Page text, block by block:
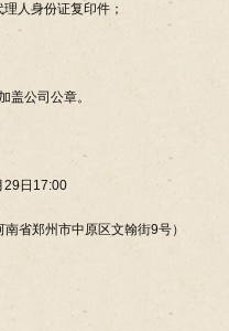
人身份证复印件；
盖公司公章。
29日17:00
省郑州市中原区文翰街9号）